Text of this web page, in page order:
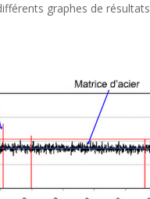
graphes de résultats